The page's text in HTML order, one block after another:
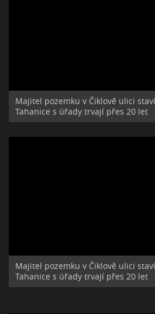
Majitel pozemku v Čiklově ulici
Tahanice s úřady trvají přes 20 let
Majitel pozemku v Čiklově ulici
Tahanice s úřady trvají přes 20 let